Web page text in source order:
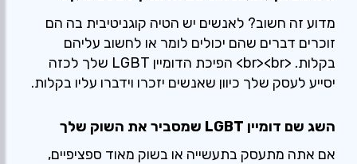
מדוע זה חשוב? לאנשים יש הטיה קוגניטיבית בה הם
זוכרים דברים שהם יכולים לומר או לחשוב עליהם
בקלות. <br><br> הפיכת הדומיין LGBT שלך לכזה
יסייע לעסק שלך כיוון שאנשים יזכרו וידברו עליו בקלות.
השג שם דומיין LGBT שמסביר את השוק שלך
אם אתה מתעסק בתעשייה או בשוק מאוד ספציפיים,